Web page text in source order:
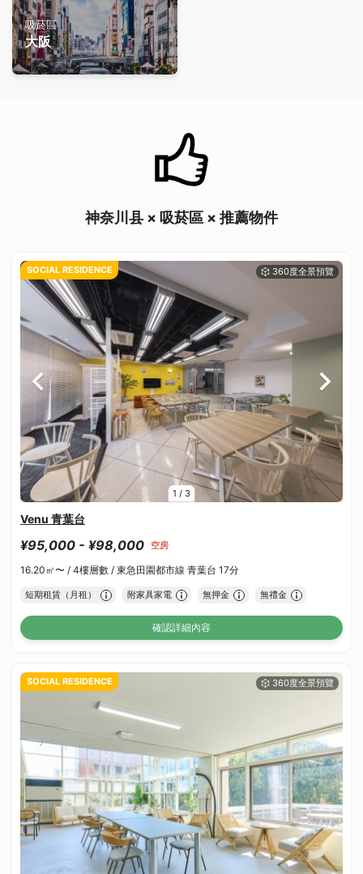
吸菸區
大阪
神奈川县 × 吸菸區 × 推薦物件
1 / 3
SOCIAL RESIDENCE
Venu 青葉台
¥95,000 - ¥98,000 空房
16.20㎡〜 / 4樓層數 / 東急田園都市線 青葉台 17分
短期租賃（月租） 附家具家電 無押金 無禮金
確認詳細內容
SOCIAL RESIDENCE